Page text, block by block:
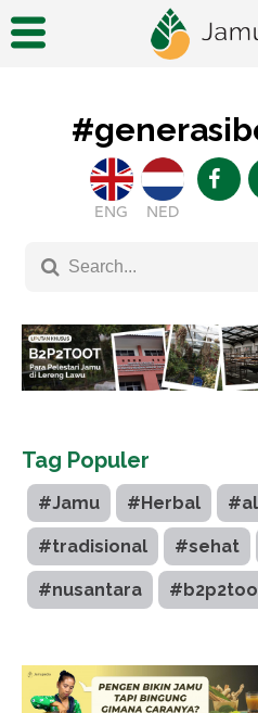
ENG NED
Tag Populer
#Jamu #Herbal
#tradisional #sehat
#nusantara